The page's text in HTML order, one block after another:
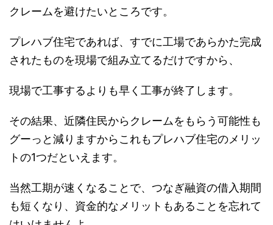
クレームを避けたいところです。
プレハブ住宅であれば、すでに工場であらかた完成
されたものを現場で組み立てるだけですから、
現場で工事するよりも早く工事が終了します。
その結果、近隣住民からクレームをもらう可能性も
グーっと減りますからこれもプレハブ住宅のメリッ
トの1つだといえます。
当然工期が速くなることで、つなぎ融資の借入期間
も短くなり、資金的なメリットもあることを忘れて